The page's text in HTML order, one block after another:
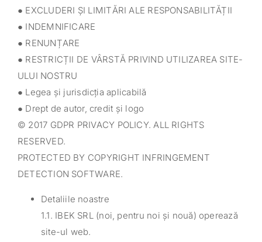
● EXCLUDERI ȘI LIMITĂRI ALE RESPONSABILITĂȚII
● INDEMNIFICARE
● RENUNȚARE
● RESTRICȚII DE VÂRSTĂ PRIVIND UTILIZAREA SITE-
ULUI NOSTRU
● Legea și jurisdicția aplicabilă
● Drept de autor, credit și logo
© 2017 GDPR PRIVACY POLICY. ALL RIGHTS
RESERVED.
PROTECTED BY COPYRIGHT INFRINGEMENT
DETECTION SOFTWARE.
Detaliile noastre
1.1. IBEK SRL (noi, pentru noi și nouă) operează
site-ul web.